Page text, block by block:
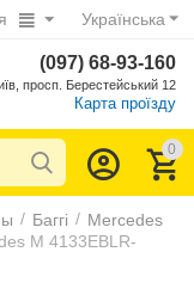
Українська
(097) 68-93-160
просп. Берестейський 12
Карта проїзду
0
/ Баггі / Mercedes
M 4133EBLR-